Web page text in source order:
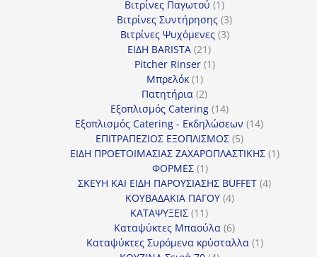
προϊόν
Βιτρίνες Παγωτού 11
προϊόν
Βιτρίνες Συντήρησης 33
προϊόντα
Βιτρίνες Ψυχόμενες 33
ΕΙΔΗ BARISTA 2121
προϊόντα
Pitcher Rinser 11
Μπρελόκ 11
προϊόν
Πατητήρια 22
προϊόντα
Εξοπλισμός Catering 1414
προϊόντα
Εξοπλισμός Catering - Εκδηλώσεων 1414
ΕΠΙΤΡΑΠΕΖΙΟΣ ΕΞΟΠΛΙΣΜΟΣ 55
προϊόντα
ΕΙΔΗ ΠΡΟΕΤΟΙΜΑΣΙΑΣ ΖΑΧΑΡΟΠΛΑΣΤΙΚΗΣ 11
ΦΟΡΜΕΣ 11
προϊόν
ΣΚΕΥΗ ΚΑΙ ΕΙΔΗ ΠΑΡΟΥΣΙΑΣΗΣ BUFFET 44
ΚΟΥΒΑΔΑΚΙΑ ΠΑΓΟΥ 44
ΚΑΤΑΨΥΞΕΙΣ 1111
προϊόντα
Καταψύκτες Μπαούλα 66
προϊόντα
Καταψύκτες Συρόμενα κρύσταλλα 11